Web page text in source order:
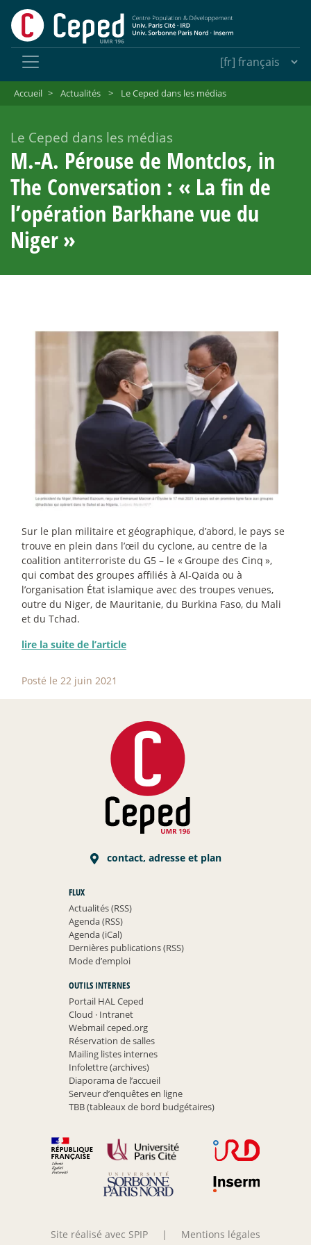
Accueil > Actualités > Le Ceped dans les médias
Le Ceped dans les médias
M.-A. Pérouse de Montclos, in
The Conversation : « La fin de
l’opération Barkhane vue du
Niger»
Sur le plan militaire et géographique, d’abord, le pays se
trouve en plein dans l’œil du cyclone, au centre de la
coalition antiterroriste du G5 – le « Groupe des Cinq »,
qui combat des groupes affiliés à Al-Qaïda ou à
l’organisation État islamique avec des troupes venues,
outre du Niger, de Mauritanie, du Burkina Faso, du Mali
et du Tchad.
lire la suite de l’article
Posté le 22 juin 2021
contact, adresse et plan
FLUX
Actualités (RSS)
Agenda (RSS)
Agenda (iCal)
Dernières publications (RSS)
Mode d’emploi
OUTILS INTERNES
Portail HAL Ceped
Cloud ·Intranet
Webmail ceped.org
Réservation de salles
Mailing listes internes
Infolettre (archives)
Diaporama de l’accueil
Serveur d’enquêtes en ligne
TBB (tableaux de bord budgétaires)
Site réalisé avec SPIP | Mentions légales